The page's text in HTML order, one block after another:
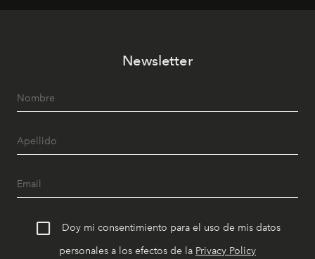
Newsletter
Doy mi consentimiento para el uso de mis datos
personales a los efectos de la Privacy Policy